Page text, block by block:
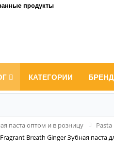
продукты
КАТЕГОРИИ
паста оптом и в розницу
Breath Ginger Зубная